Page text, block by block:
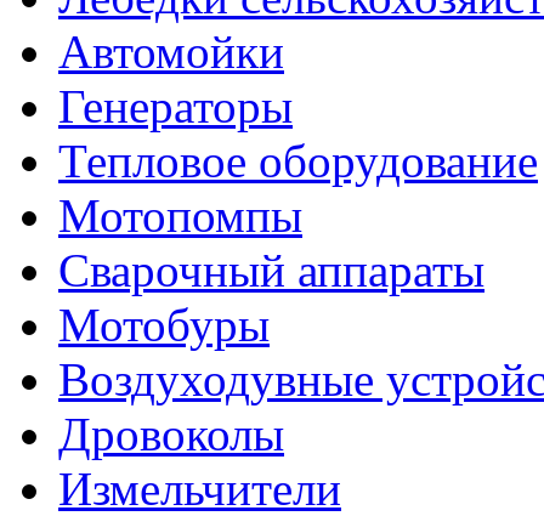
Автомойки
Генераторы
Тепловое оборудование
Мотопомпы
Сварочный аппараты
Мотобуры
Воздуходувные
Дровоколы
Измельчители